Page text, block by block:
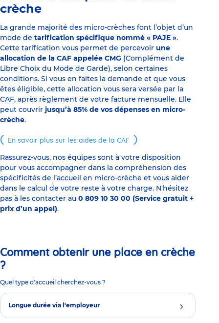
crèche
La grande majorité des micro-crèches font l’objet d’un
mode de tarification spécifique nommé « PAJE ».
Cette tarification vous permet de percevoir une
allocation de la CAF appelée CMG (Complément de
Libre Choix du Mode de Garde), selon certaines
conditions. Si vous en faites la demande et que vous
êtes éligible, cette allocation vous sera versée par la
CAF, après règlement de votre facture mensuelle. Elle
peut couvrir jusqu’à 85% de vos dépenses en micro-
crèche.
En savoir plus sur les aides de la CAF
Rassurez-vous, nos équipes sont à votre disposition
pour vous accompagner dans la compréhension des
spécificités de l’accueil en micro-crèche et vous aider
dans le calcul de votre reste à votre charge. N'hésitez
pas à les contacter au 0 809 10 30 00 (Service gratuit +
prix d’un appel).
Comment obtenir une place en crèche
?
Quel type d'accueil cherchez-vous ?
Longue durée via l'employeur